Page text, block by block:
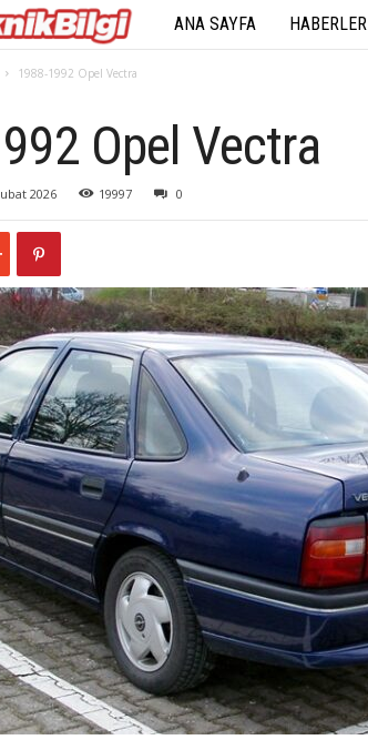
b
a
e
k
n
i
k
B
i
l
g
ANA SAYFA HABERLER
1988-1992 Opel Vectra
Opel Vectra
2026 19997 0